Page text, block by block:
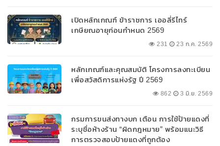
เปิดหลักเกณฑ์ ข้าราชการ เออลี่รีไทร์
เกษียณอายุก่อนกำหนด 2569
231 23 ก.ค. 2569
หลักเกณฑ์และคุณสมบัติ โครงการลงทะเบียน
เพื่อสวัสดิการแห่งรัฐ ปี 2569
862 3 มิ.ย. 2569
กรมการขนส่งทางบก เตือน การใช้ป้ายแดงที่
ระบุชื่อห้างร้าน “ผิดกฎหมาย” พร้อมแนะวิธี
การตรวจสอบป้ายแดงที่ถูกต้อง